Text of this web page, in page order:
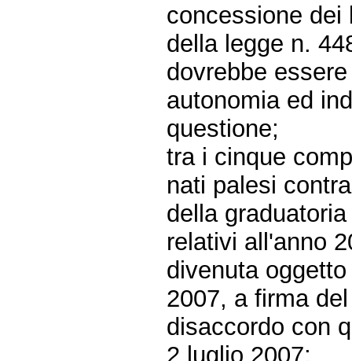
concessione
della legge n.
dovrebbe
autonomia ed
questione;
tra i cinque
nati palesi
della
relativi all'anno
divenuta
2007, a firma
disaccordo con
2 luglio 2007;